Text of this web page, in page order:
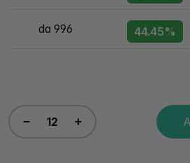
da 996 44.45%